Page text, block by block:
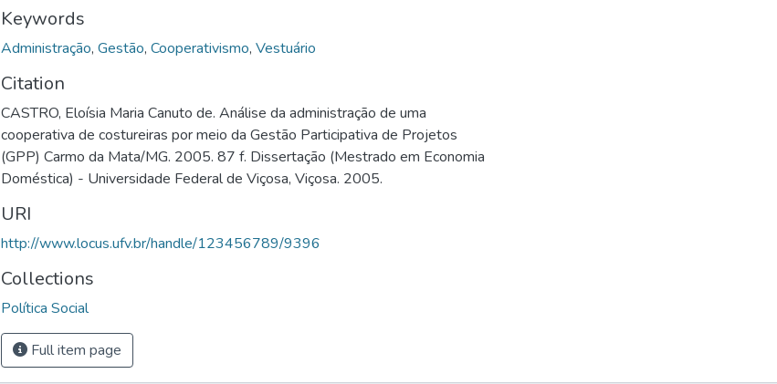
Keywords
Administração, Gestão, Cooperativismo, Vestuário
Citation
CASTRO, Eloísia Maria Canuto de. Análise da administração de uma
cooperativa de costureiras por meio da Gestão Participativa de Projetos
(GPP) Carmo da Mata/MG. 2005. 87 f. Dissertação (Mestrado em Economia
Doméstica) - Universidade Federal de Viçosa, Viçosa. 2005.
URI
http://www.locus.ufv.br/handle/123456789/9396
Collections
Política Social
Full item page